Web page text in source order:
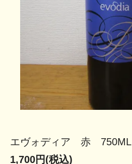
エヴォディア 赤 750ML
1,700円(税込)